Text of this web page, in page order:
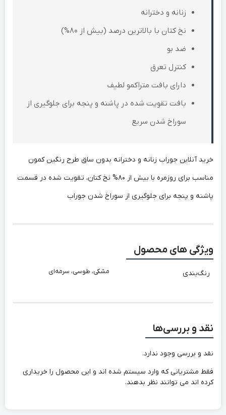
زنانه و دخترانه
نخ کتان با بالاترین درصد (بیش از 80%)
ضد بو
کنترل تعرق
دارای بافت متراکمو لطیف
بافت تقویت شده در پاشنه و پنجه برای جلوگیری از
سوراخ شدن سریع
خرید آنلاین جوراب زنانه و دخترانه بدون ساق طرح رنگین کمون
مناسب برای روزمره با بیش از 80% نخ کتان، تقویت شده در قسمت
پاشنه و پنجه برای جلوگیری از سوراخ شدن جوراب
ویژگی های محصول
رنگ‌بندی مشکی، طوسی، سرمه‌ای
نقد و بررسی‌ها
نقد و بررسی وجود ندارد.
فقط مشتریانی که وارد سیستم شده اند و این محصول را خریداری
کرده اند می توانند نظر بدهند.